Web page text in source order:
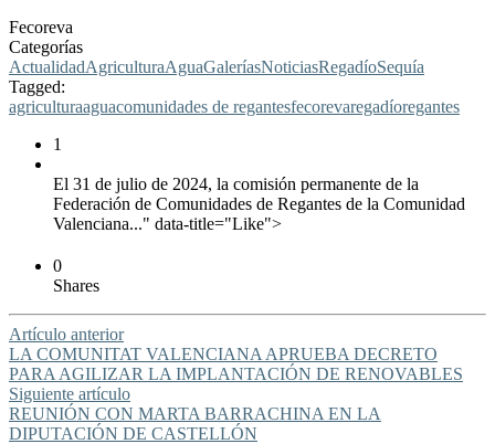
Fecoreva
Categorías
ActualidadAgriculturaAguaGaleríasNoticiasRegadíoSequía
Tagged:
agriculturaaguacomunidades de regantesfecorevaregadíoregantes
1
El 31 de julio de 2024, la comisión permanente de la
Federación de Comunidades de Regantes de la Comunidad
Valenciana..." data-title="Like">
0
Shares
Artículo anterior
LA COMUNITAT VALENCIANA APRUEBA DECRETO
PARA AGILIZAR LA IMPLANTACIÓN DE RENOVABLES
Siguiente artículo
REUNIÓN CON MARTA BARRACHINA EN LA
DIPUTACIÓN DE CASTELLÓN